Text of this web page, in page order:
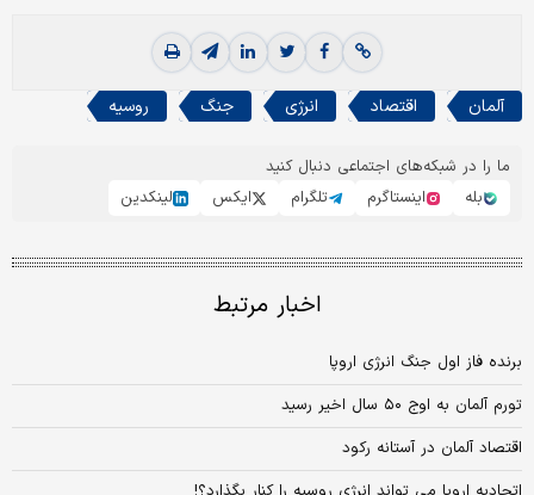
آلمان اقتصاد انرژی جنگ روسیه
ما را در شبکه‌های اجتماعی دنبال کنید
بله
اینستاگرم تلگرام ایکس لینکدین
اخبار مرتبط
برنده فاز اول جنگ انرژی اروپا
تورم آلمان به اوج ۵۰ سال اخیر رسید
اقتصاد آلمان در آستانه رکود